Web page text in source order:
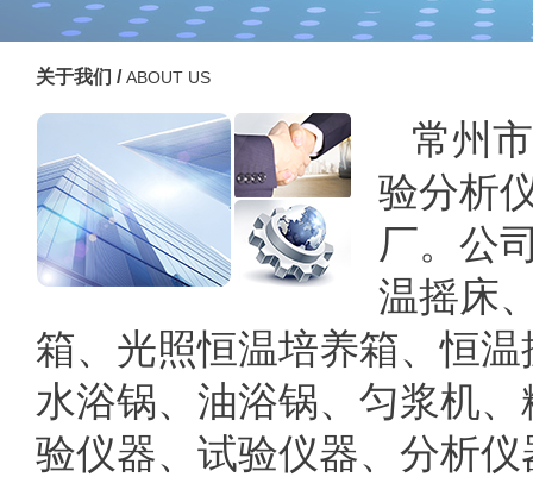
关于我们 /ABOUT US
常州
验分析
厂。公
温摇床
箱、光照恒温培养箱、恒
水浴锅、油浴锅、匀浆机
验仪器、试验仪器、分析